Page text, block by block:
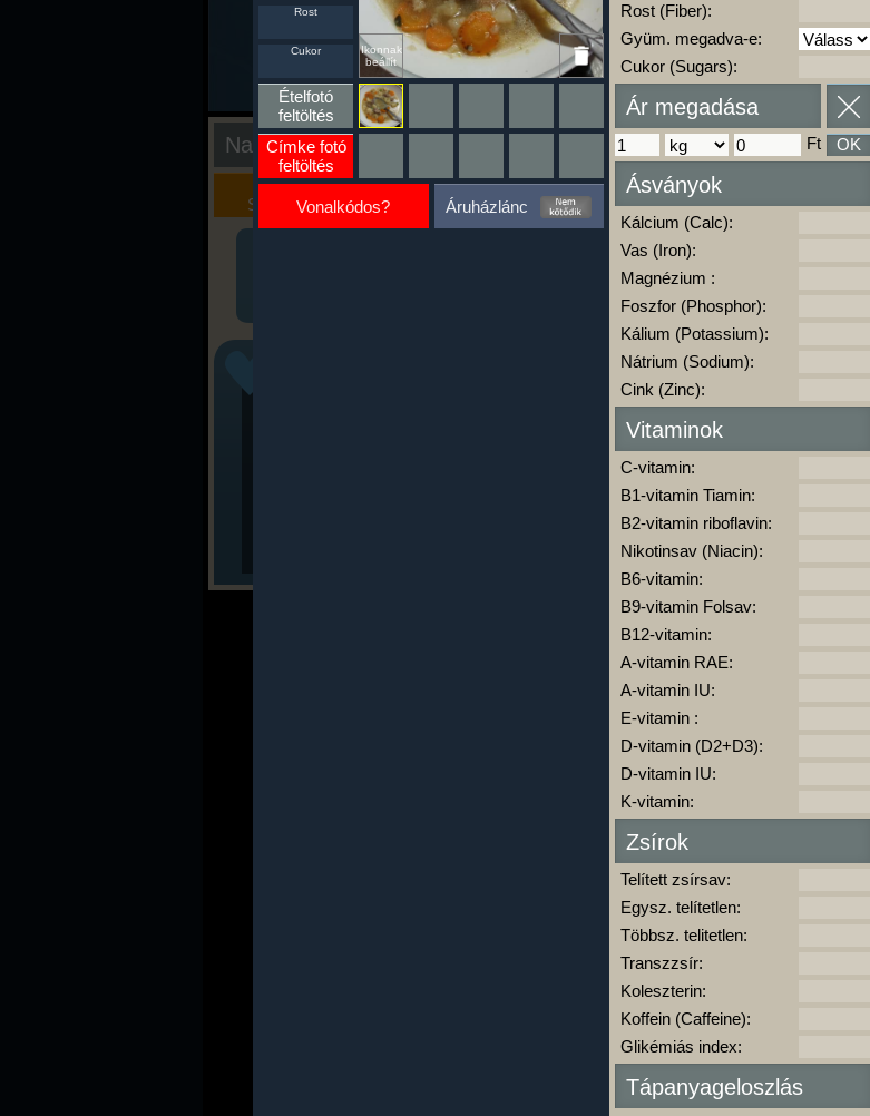
Nap kiértékelése
Kalória
Szimulátor
Szöveges
Értékelés
Ha ma már nem eszel/sportolsz többet,
kattints a kiértékelésre!
A Kalória Szimulátor Prémium funkció.
-
Ikonnak
beállít
Rost
Cukor
Ételfotó
feltöltés
Címke fotó
feltöltés
Vonalkódos? Áruházlánc
Rost (Fiber):
Gyüm. megadva-e:
Cukor (Sugars):
Ár megadása
Ft OK
Ásványok
Kálcium (Calc):
Vas (Iron):
Magnézium :
Foszfor (Phosphor):
Kálium (Potassium):
Nátrium (Sodium):
Cink (Zinc):
Vitaminok
C-vitamin:
B1-vitamin Tiamin:
B2-vitamin riboflavin:
Nikotinsav (Niacin):
B6-vitamin:
B9-vitamin Folsav:
B12-vitamin:
A-vitamin RAE:
A-vitamin IU:
E-vitamin :
D-vitamin (D2+D3):
D-vitamin IU:
K-vitamin:
Zsírok
Telített zsírsav:
Egysz. telítetlen:
Többsz. telitetlen:
Transzzsír:
Koleszterin:
Koffein (Caffeine):
Glikémiás index:
Tápanyageloszlás